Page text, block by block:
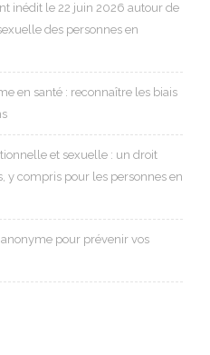
inédit le 22 juin 2026 autour de
des personnes en
en santé : reconnaître les biais
et sexuelle : un droit
y compris pour les personnes en
pour prévenir vos